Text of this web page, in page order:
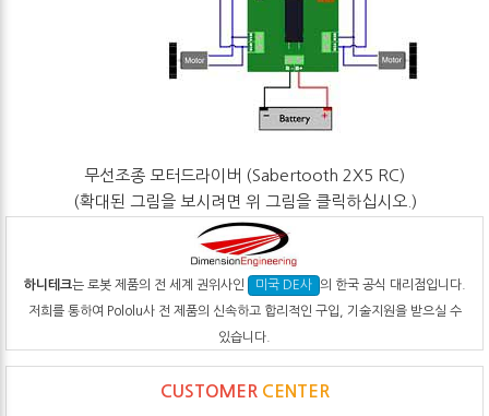
무선조종 모터드라이버 (Sabertooth 2X5 RC)
(확대된 그림을 보시려면 위 그림을 클릭하십시오.)
하니테크는 로봇 제품의 전 세계 권위사인 미국 DE사
의 한국 공식 대리점입니다.
저희를 통하여 Pololu사 전 제품의 신속하고 합리적인 구입, 기술지원을 받으실 수
있습니다.
CUSTOMER CENTER